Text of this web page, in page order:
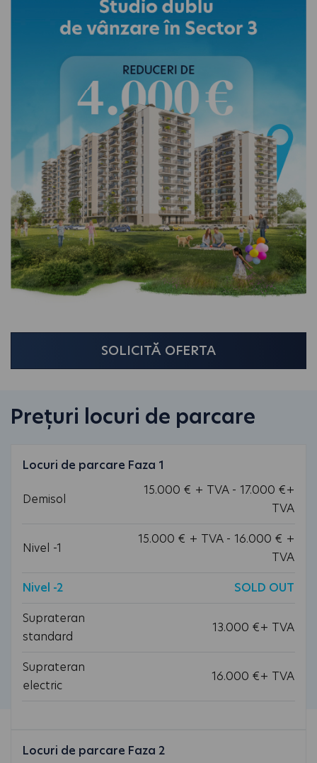
SOLICITĂ OFERTA
Prețuri locuri de parcare
Locuri de parcare Faza 1
Demisol
15.000 € + TVA - 17.000 €+
TVA
Nivel -1
15.000 € + TVA - 16.000 € +
TVA
Nivel -2
SOLD OUT
Suprateran
standard
13.000 €+ TVA
Suprateran
electric
16.000 €+ TVA
Locuri de parcare Faza 2